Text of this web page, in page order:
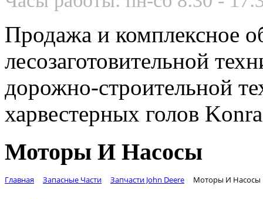
Продажа и комплексное
лесозаготовительной
дорожно-строительной
харвестерных голов
Моторы И Насосы
Главная Запасные Части Запчасти John Deere Моторы И Насосы